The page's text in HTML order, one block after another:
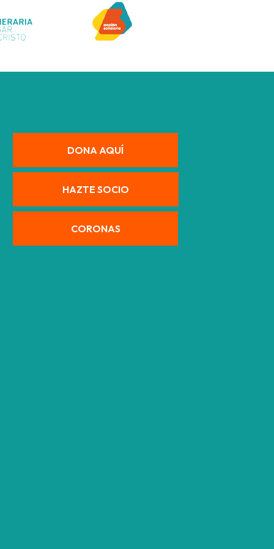
DONA AQUÍ
HAZTE SOCIO
CORONAS